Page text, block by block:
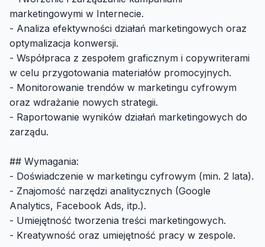
marketingowymi w Internecie.
- Analiza efektywności działań marketingowych oraz
optymalizacja konwersji.
- Współpraca z zespołem graficznym i copywriterami
w celu przygotowania materiałów promocyjnych.
- Monitorowanie trendów w marketingu cyfrowym
oraz wdrażanie nowych strategii.
- Raportowanie wyników działań marketingowych do
zarządu.
## Wymagania:
- Doświadczenie w marketingu cyfrowym (min. 2 lata).
- Znajomość narzędzi analitycznych (Google
Analytics, Facebook Ads, itp.).
- Umiejętność tworzenia treści marketingowych.
- Kreatywność oraz umiejętność pracy w zespole.